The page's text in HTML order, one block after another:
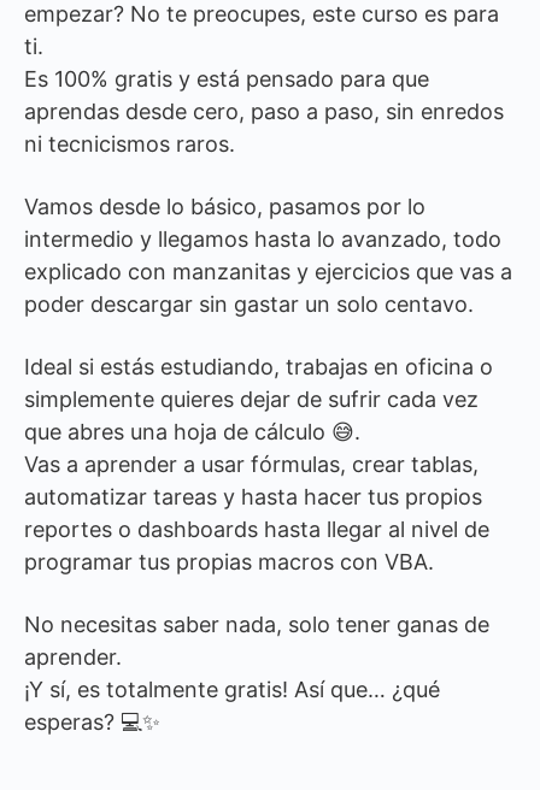
empezar? No te preocupes, este curso es para
ti.
Es 100% gratis y está pensado para que
aprendas desde cero, paso a paso, sin enredos
ni tecnicismos raros.
Vamos desde lo básico, pasamos por lo
intermedio y llegamos hasta lo avanzado, todo
explicado con manzanitas y ejercicios que vas a
poder descargar sin gastar un solo centavo.
Ideal si estás estudiando, trabajas en oficina o
simplemente quieres dejar de sufrir cada vez
que abres una hoja de cálculo 😅.
Vas a aprender a usar fórmulas, crear tablas,
automatizar tareas y hasta hacer tus propios
reportes o dashboards hasta llegar al nivel de
programar tus propias macros con VBA.
No necesitas saber nada, solo tener ganas de
aprender.
¡Y sí, es totalmente gratis! Así que… ¿qué
esperas? 💻✨